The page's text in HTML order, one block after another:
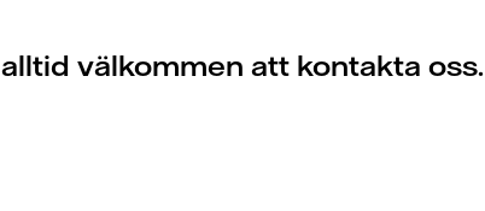
välkommen att kontakta oss.